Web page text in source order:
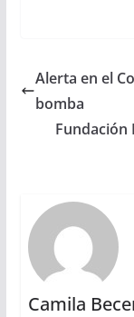
Alerta en el
bomba
Fundación
Camila